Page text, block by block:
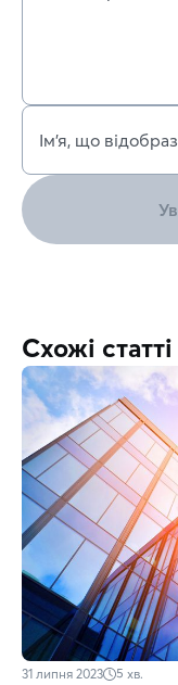
Ім’я, що
Схожі статті
31 липня 2023 5 хв.